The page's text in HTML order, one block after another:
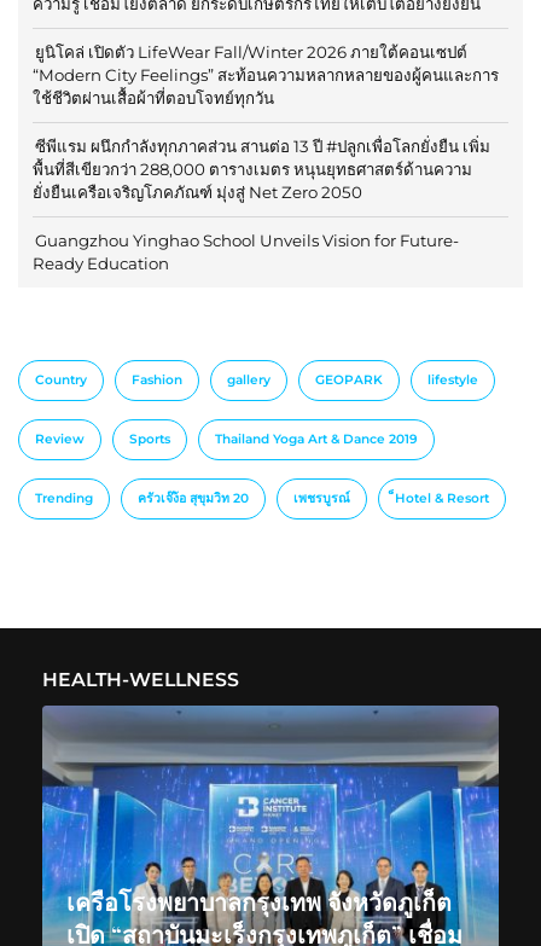
ความรู้ เชื่อมโยงตลาด ยกระดับเกษตรกรไทยให้เติบโตอย่างยั่งยืน
ยูนิโคล่ เปิดตัว LifeWear Fall/Winter 2026 ภายใต้คอนเซปต์
“Modern City Feelings” สะท้อนความหลากหลายของผู้คนและการ
ใช้ชีวิตผ่านเสื้อผ้าที่ตอบโจทย์ทุกวัน
ซีพีแรม ผนึกกำลังทุกภาคส่วน สานต่อ 13 ปี #ปลูกเพื่อโลกยั่งยืน เพิ่ม
พื้นที่สีเขียวกว่า 288,000 ตารางเมตร หนุนยุทธศาสตร์ด้านความ
ยั่งยืนเครือเจริญโภคภัณฑ์ มุ่งสู่ Net Zero 2050
Guangzhou Yinghao School Unveils Vision for Future-
Ready Education
Country Fashion gallery GEOPARK lifestyle
Review Sports Thailand Yoga Art & Dance 2019
Trending ครัวเจ๊ง้อ สุขุมวิท 20 เพชรบูรณ์ ็Hotel & Resort
HEALTH-WELLNESS
เครือโรงพยาบาลกรุงเทพ จังหวัดภูเก็ต
เปิด “สถาบันมะเร็งกรุงเทพภูเก็ต” เชื่อม